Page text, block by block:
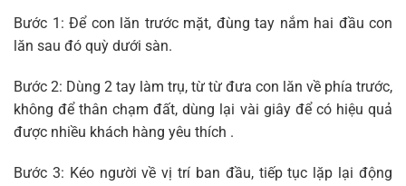
Bước 1: Để con lăn trước mặt, đùng tay nắm hai đầu con
lăn sau đó quỳ dưới sàn.
Bước 2: Dùng 2 tay làm trụ, từ từ đưa con lăn về phía trước,
không để thân chạm đất, dùng lại vài giây để có hiệu quả
được nhiều khách hàng yêu thích .
Bước 3: Kéo người về vị trí ban đầu, tiếp tục lặp lại động